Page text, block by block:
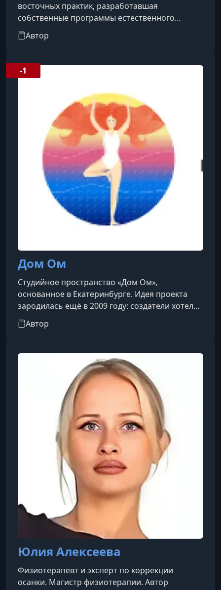
восточных практик, разработавшая
собственные программы естественного
восстановления и омоложения организма:
«Красота через здоровье», «Возрождение
«Омолаживающая программа для лица».Имеет
профильное высшее образование Уральского
культуры, специализируясь на методиках
оздоровительных технологий Востока,
включая йогу, аюрведу, цигун, уш
Автор
Дом Ом
Студийное пространство «Дом Ом»,
основанное в Екатеринбурге. Идея проекта
зародилась ещё в 2009 году: создатели хотели
не просто открыть йога-центр, а создать
«дом», в котором каждый чувствует себя уютно
атмосфера с этно-музыкой и травяным чаем
для гостей.Команда тщательно отбирает
преподавателей — кандидатом становится
человек с не менее чем восьмилетней
практикой и минимум тремя годами опыта в
роли инструкто
Автор
-1
Юлия Алексеева
Физиотерапевт и эксперт по коррекции
осанки. Магистр физиотерапии. Автор